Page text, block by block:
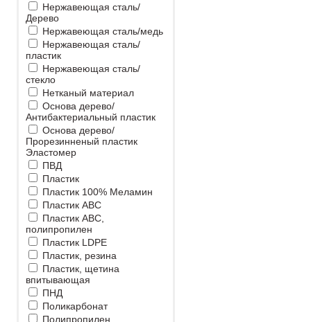
Нержавеющая сталь/
Дерево
Нержавеющая сталь/медь
Нержавеющая сталь/
пластик
Нержавеющая сталь/
стекло
Нетканый материал
Основа дерево/
Антибактериальный пластик
Основа дерево/
Прорезинненый пластик
Эластомер
ПВД
Пластик
Пластик 100% Меламин
Пластик ABC
Пластик ABC,
полипропилен
Пластик LDPE
Пластик, резина
Пластик, щетина
впитывающая
ПНД
Поликарбонат
Полипропилен